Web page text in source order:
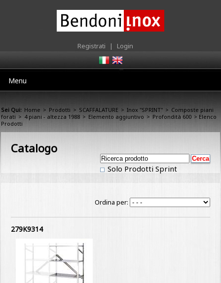
Registrati | Login
Menu
Sei Qui: Home > Prodotti > SCAFFALATURE > Inox "SPRINT" > Composte piani
forati > 4 piani - altezza 1988 > Elemento aggiuntivo > Profondità 600 > Elenco
Prodotti
Catalogo
Solo Prodotti Sprint
Ordina per:
279K9314